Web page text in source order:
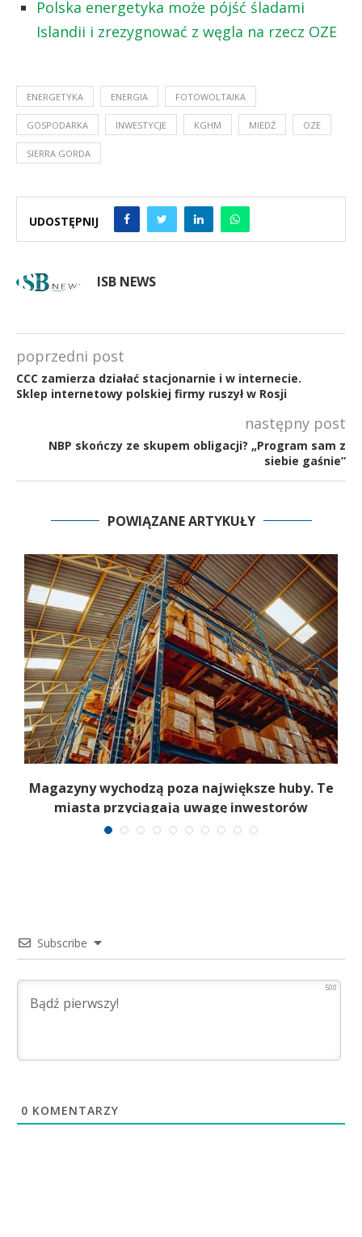
Polska energetyka może pójść śladami
Islandii i zrezygnować z węgla na rzecz OZE
ENERGETYKA ENERGIA FOTOWOLTAIKA
GOSPODARKA INWESTYCJE KGHM MIEDŹ OZE
SIERRA GORDA
UDOSTĘPNIJ
ISB NEWS
poprzedni post
CCC zamierza działać stacjonarnie i w internecie.
Sklep internetowy polskiej firmy ruszył w Rosji
następny post
NBP skończy ze skupem obligacji? „Program sam z
siebie gaśnie”
POWIĄZANE ARTYKUŁY
Magazyny wychodzą poza największe huby. Te
miasta przyciągają uwagę inwestorów
Subscribe
500
0 KOMENTARZY